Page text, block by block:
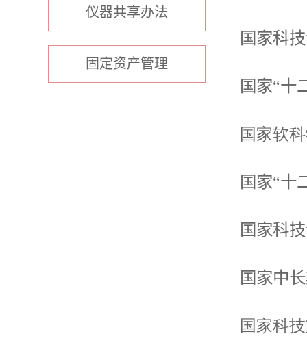
仪器共享办法
固定资产管理
国家科
国家“十
国家软
国家“十
国家科
国家中
国家科